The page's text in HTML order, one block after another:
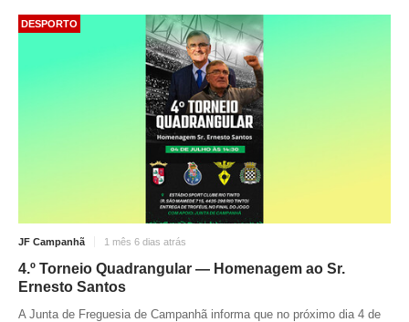
DESPORTO
JF Campanhã 1 mês 6 dias atrás
4.º Torneio Quadrangular — Homenagem ao Sr.
Ernesto Santos
A Junta de Freguesia de Campanhã informa que no próximo dia 4 de